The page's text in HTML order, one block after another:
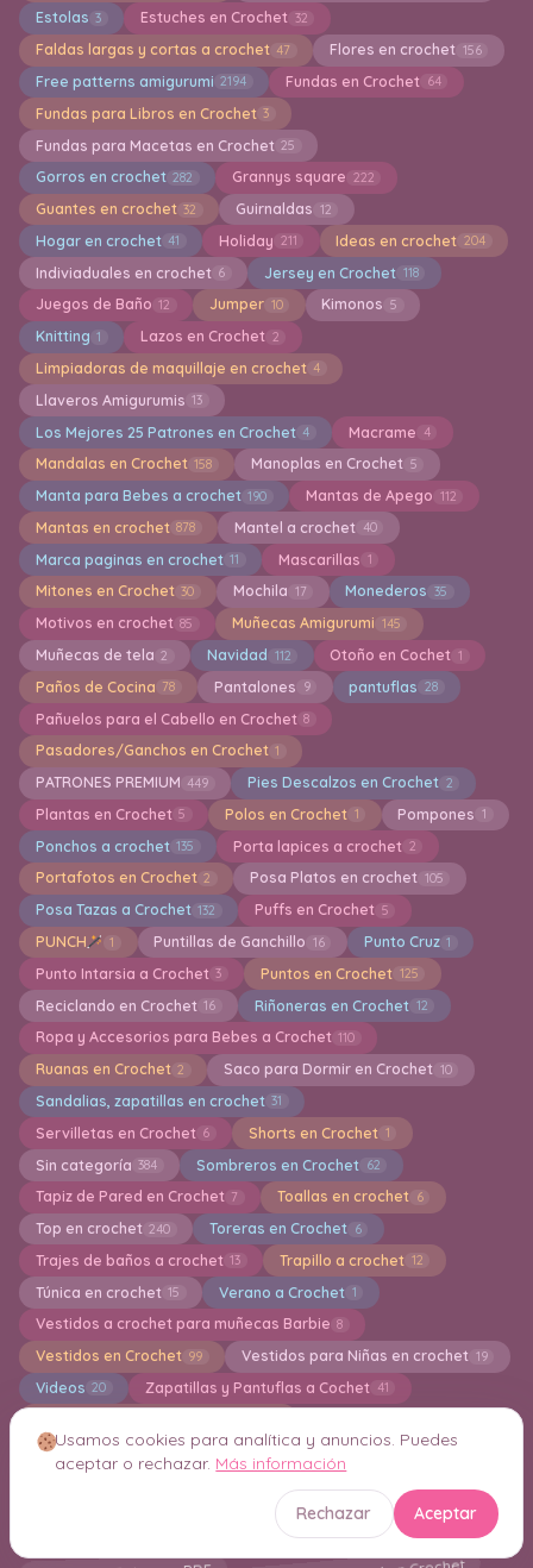
Estolas 3 Estuches en Crochet 32
Faldas largas y cortas a crochet 47 Flores en crochet 156
Free patterns amigurumi 2194 Fundas en Crochet 64
Fundas para Libros en Crochet 3
Fundas para Macetas en Crochet 25
Gorros en crochet 282 Grannys square 222
Guantes en crochet 32 Guirnaldas 12
Hogar en crochet 41 Holiday 211 Ideas en crochet 204
Indiviaduales en crochet 6 Jersey en Crochet 118
Juegos de Baño 12 Jumper 10 Kimonos 5
Knitting 1 Lazos en Crochet 2
Limpiadoras de maquillaje en crochet 4
Llaveros Amigurumis 13
Los Mejores 25 Patrones en Crochet 4 Macrame 4
Mandalas en Crochet 158 Manoplas en Crochet 5
Manta para Bebes a crochet 190 Mantas de Apego 112
Mantas en crochet 878 Mantel a crochet 40
Marca paginas en crochet 11 Mascarillas 1
Mitones en Crochet 30 Mochila 17 Monederos 35
Motivos en crochet 85 Muñecas Amigurumi 145
Muñecas de tela 2 Navidad 112 Otoño en Cochet 1
Paños de Cocina 78 Pantalones 9 pantuflas 28
Pañuelos para el Cabello en Crochet 8
Pasadores/Ganchos en Crochet 1
PATRONES PREMIUM 449 Pies Descalzos en Crochet 2
Plantas en Crochet 5 Polos en Crochet 1 Pompones 1
Ponchos a crochet 135 Porta lapices a crochet 2
Portafotos en Crochet 2 Posa Platos en crochet 105
Posa Tazas a Crochet 132 Puffs en Crochet 5
PUNCH 1 Puntillas de Ganchillo 16 Punto Cruz 1
Punto Intarsia a Crochet 3 Puntos en Crochet 125
Reciclando en Crochet 16 Riñoneras en Crochet 12
Ropa y Accesorios para Bebes a Crochet 110
Ruanas en Crochet 2 Saco para Dormir en Crochet 10
Sandalias, zapatillas en crochet 31
Servilletas en Crochet 6 Shorts en Crochet 1
Sin categoría 384 Sombreros en Crochet 62
Tapiz de Pared en Crochet 7 Toallas en crochet 6
Top en crochet 240 Toreras en Crochet 6
Trajes de baños a crochet 13 Trapillo a crochet 12
Túnica en crochet 15 Verano a Crochet 1
Vestidos a crochet para muñecas Barbie 8
Vestidos en Crochet 99 Vestidos para Niñas en crochet 19
Videos 20 Zapatillas y Pantuflas a Cochet 41
Crochet Inteligente Consejos y Técnicas
Usamos cookies para analítica y anuncios. Puedes
aceptar o rechazar. Más información
Rechazar Aceptar